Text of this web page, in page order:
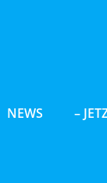
NEWS –